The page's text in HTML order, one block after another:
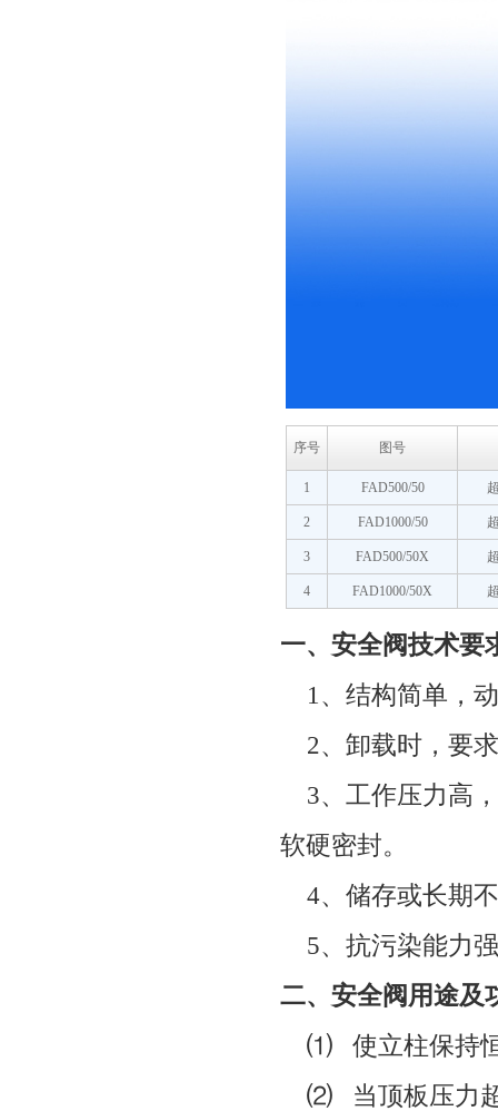
序号 图号
1 FAD500/50
2 FAD1000/50
3 FAD500/50X
4 FAD1000/50X
一、安全阀技术要
1、结构简单，
2、卸载时，要
3、工作压力高
软硬密封。
4、储存或长期
5、抗污染能力
二、安全阀用途及
⑴
使立柱保持
⑵
当顶板压力